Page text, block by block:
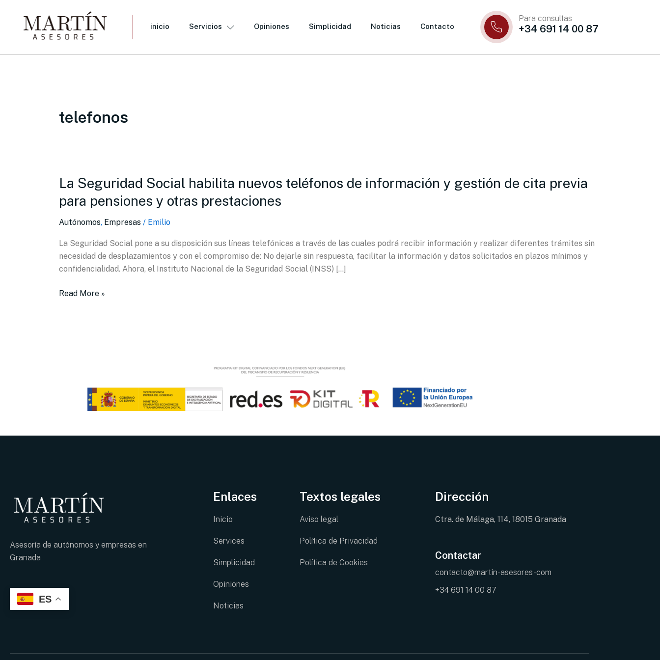
content
inicio Servicios Opiniones Simplicidad Noticias Contacto
Para consultas
+34 691 14 00 87
telefonos
La Seguridad Social habilita nuevos teléfonos de información y gestión de cita previa
para pensiones y otras prestaciones
Autónomos, Empresas / Emilio
La Seguridad Social pone a su disposición sus líneas telefónicas a través de las cuales podrá recibir información y realizar diferentes trámites sin
necesidad de desplazamientos y con el compromiso de: No dejarle sin respuesta, facilitar la información y datos solicitados en plazos mínimos y
confidencialidad. Ahora, el Instituto Nacional de la Seguridad Social (INSS) […]
La
Seguridad
Social
habilita
teléfonos
de
información
gestión
prestaciones
Read More »
Asesoría de autónomos y empresas en
Granada
ES
Enlaces
Inicio
Services
Simplicidad
Opiniones
Noticias
Textos legales
Aviso legal
Política de Privacidad
Política de Cookies
Dirección
Ctra. de Málaga, 114, 18015 Granada
Contactar
contacto@martin-asesores-com
+34 691 14 00 87